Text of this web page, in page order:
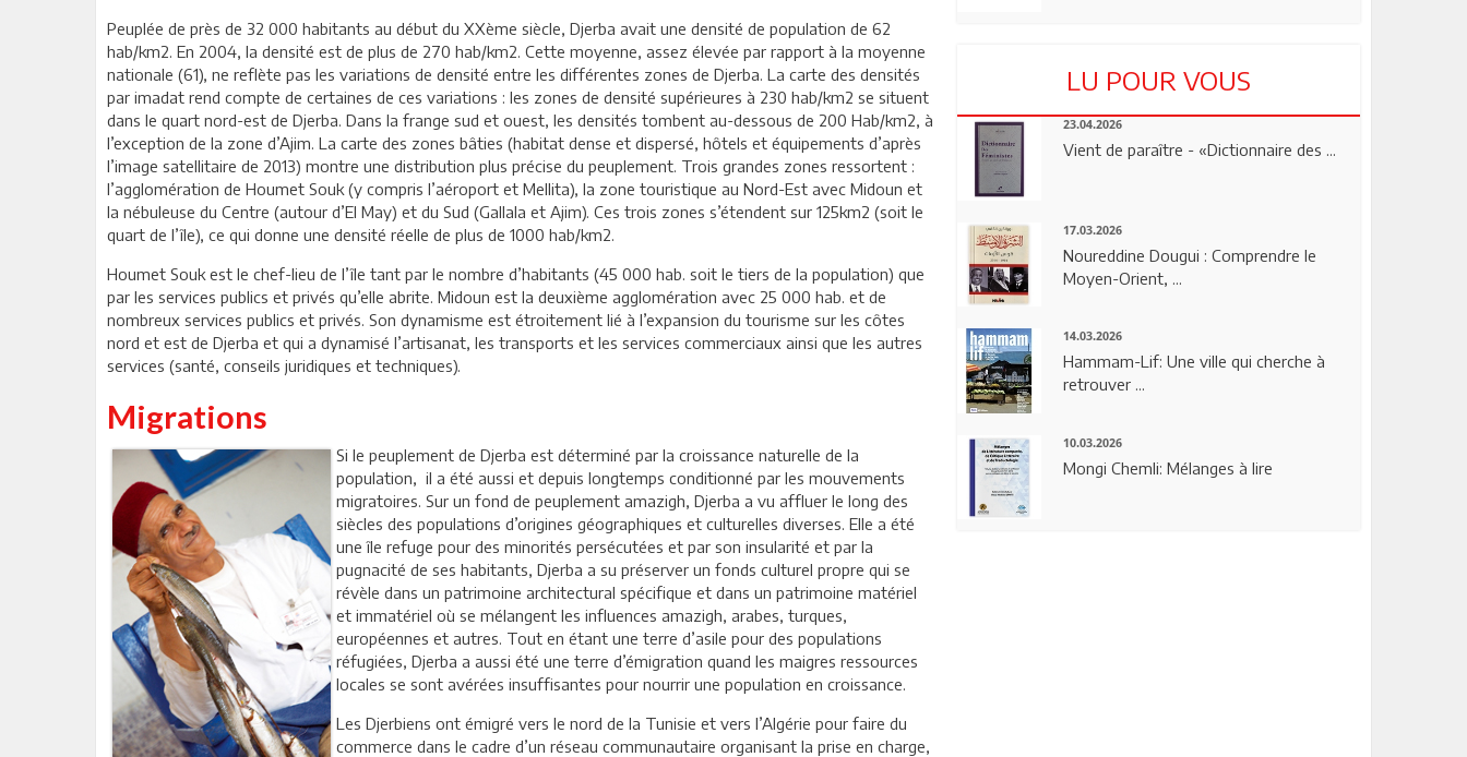
Peuplée de près de 32 000 habitants au début du XXème siècle, Djerba avait une densité de population de 62
hab/km2. En 2004, la densité est de plus de 270 hab/km2. Cette moyenne, assez élevée par rapport à la moyenne
nationale (61), ne reflète pas les variations de densité entre les différentes zones de Djerba. La carte des densités
par imadat rend compte de certaines de ces variations : les zones de densité supérieures à 230 hab/km2 se situent
dans le quart nord-est de Djerba. Dans la frange sud et ouest, les densités tombent au-dessous de 200 Hab/km2, à
l’exception de la zone d’Ajim. La carte des zones bâties (habitat dense et dispersé, hôtels et équipements d’après
l’image satellitaire de 2013) montre une distribution plus précise du peuplement. Trois grandes zones ressortent :
l’agglomération de Houmet Souk (y compris l’aéroport et Mellita), la zone touristique au Nord-Est avec Midoun et
la nébuleuse du Centre (autour d’El May) et du Sud (Gallala et Ajim). Ces trois zones s’étendent sur 125km2 (soit le
quart de l’île), ce qui donne une densité réelle de plus de 1000 hab/km2.
Houmet Souk est le chef-lieu de l’île tant par le nombre d’habitants (45 000 hab. soit le tiers de la population) que
par les services publics et privés qu’elle abrite. Midoun est la deuxième agglomération avec 25 000 hab. et de
nombreux services publics et privés. Son dynamisme est étroitement lié à l’expansion du tourisme sur les côtes
nord et est de Djerba et qui a dynamisé l’artisanat, les transports et les services commerciaux ainsi que les autres
services (santé, conseils juridiques et techniques).
Migrations
Si le peuplement de Djerba est déterminé par la croissance naturelle de la
population, il a été aussi et depuis longtemps conditionné par les mouvements
migratoires. Sur un fond de peuplement amazigh, Djerba a vu affluer le long des
siècles des populations d’origines géographiques et culturelles diverses. Elle a été
une île refuge pour des minorités persécutées et par son insularité et par la
pugnacité de ses habitants, Djerba a su préserver un fonds culturel propre qui se
révèle dans un patrimoine architectural spécifique et dans un patrimoine matériel
et immatériel où se mélangent les influences amazigh, arabes, turques,
européennes et autres. Tout en étant une terre d’asile pour des populations
réfugiées, Djerba a aussi été une terre d’émigration quand les maigres ressources
locales se sont avérées insuffisantes pour nourrir une population en croissance.
Les Djerbiens ont émigré vers le nord de la Tunisie et vers l’Algérie pour faire du
commerce dans le cadre d’un réseau communautaire organisant la prise en charge,
LU POUR VOUS
23.04.2026
Vient de paraître - «Dictionnaire des ...
17.03.2026
Noureddine Dougui : Comprendre le
Moyen-Orient, ...
14.03.2026
Hammam-Lif: Une ville qui cherche à
retrouver ...
10.03.2026
Mongi Chemli: Mélanges à lire